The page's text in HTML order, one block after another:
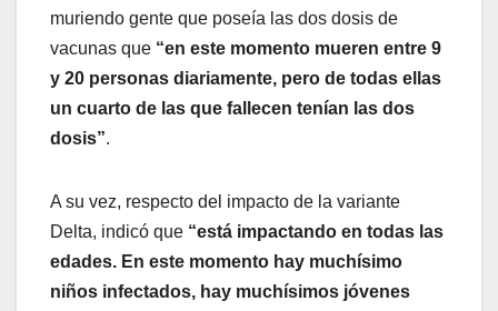
muriendo gente que poseía las dos dosis de
vacunas que “en este momento mueren entre 9
y 20 personas diariamente, pero de todas ellas
un cuarto de las que fallecen tenían las dos
dosis”.
A su vez, respecto del impacto de la variante
Delta, indicó que “está impactando en todas las
edades. En este momento hay muchísimo
niños infectados, hay muchísimos jóvenes